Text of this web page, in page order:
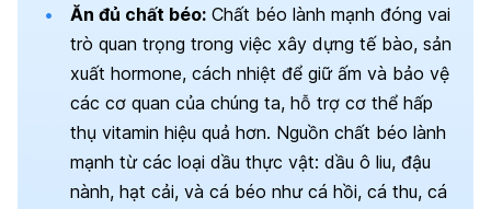
Ăn đủ chất béo: Chất béo lành mạnh đóng vai
trò quan trọng trong việc xây dựng tế bào, sản
xuất hormone, cách nhiệt để giữ ấm và bảo vệ
các cơ quan của chúng ta, hỗ trợ cơ thể hấp
thụ vitamin hiệu quả hơn. Nguồn chất béo lành
mạnh từ các loại dầu thực vật: dầu ô liu, đậu
nành, hạt cải, và cá béo như cá hồi, cá thu, cá